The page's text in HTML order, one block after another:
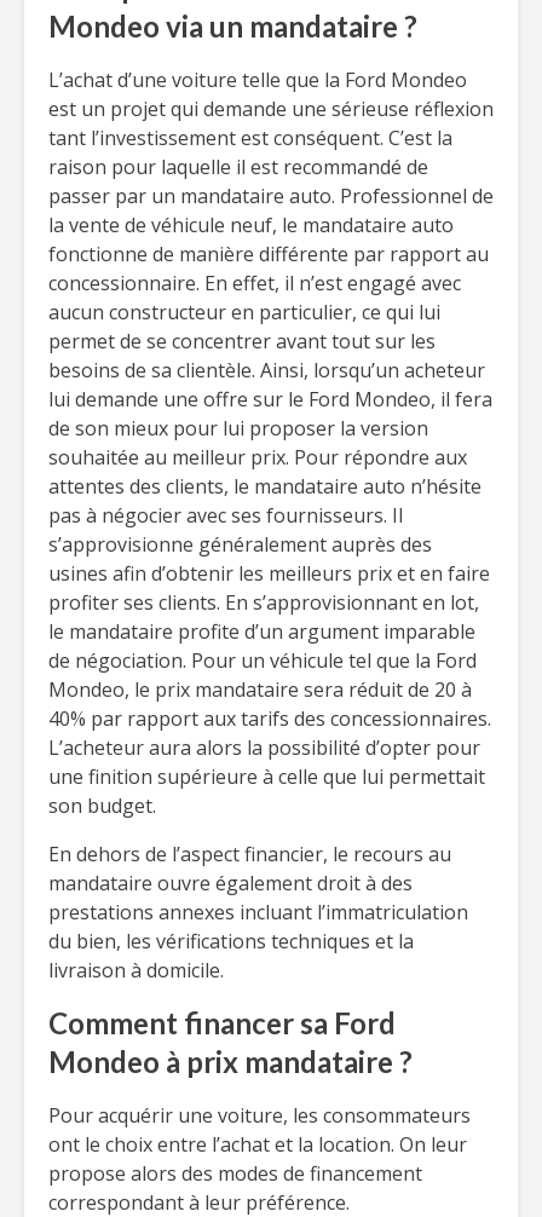
Mondeo via un mandataire ?
L’achat d’une voiture telle que la Ford Mondeo
est un projet qui demande une sérieuse réflexion
tant l’investissement est conséquent. C’est la
raison pour laquelle il est recommandé de
passer par un mandataire auto. Professionnel de
la vente de véhicule neuf, le mandataire auto
fonctionne de manière différente par rapport au
concessionnaire. En effet, il n’est engagé avec
aucun constructeur en particulier, ce qui lui
permet de se concentrer avant tout sur les
besoins de sa clientèle. Ainsi, lorsqu’un acheteur
lui demande une offre sur le Ford Mondeo, il fera
de son mieux pour lui proposer la version
souhaitée au meilleur prix. Pour répondre aux
attentes des clients, le mandataire auto n’hésite
pas à négocier avec ses fournisseurs. Il
s’approvisionne généralement auprès des
usines afin d’obtenir les meilleurs prix et en faire
profiter ses clients. En s’approvisionnant en lot,
le mandataire profite d’un argument imparable
de négociation. Pour un véhicule tel que la Ford
Mondeo, le prix mandataire sera réduit de 20 à
40% par rapport aux tarifs des concessionnaires.
L’acheteur aura alors la possibilité d’opter pour
une finition supérieure à celle que lui permettait
son budget.
En dehors de l’aspect financier, le recours au
mandataire ouvre également droit à des
prestations annexes incluant l’immatriculation
du bien, les vérifications techniques et la
livraison à domicile.
Comment financer sa Ford
Mondeo à prix mandataire ?
Pour acquérir une voiture, les consommateurs
ont le choix entre l’achat et la location. On leur
propose alors des modes de financement
correspondant à leur préférence.